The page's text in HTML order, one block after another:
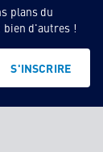
plans du
d'autres !
S'INSCRIRE